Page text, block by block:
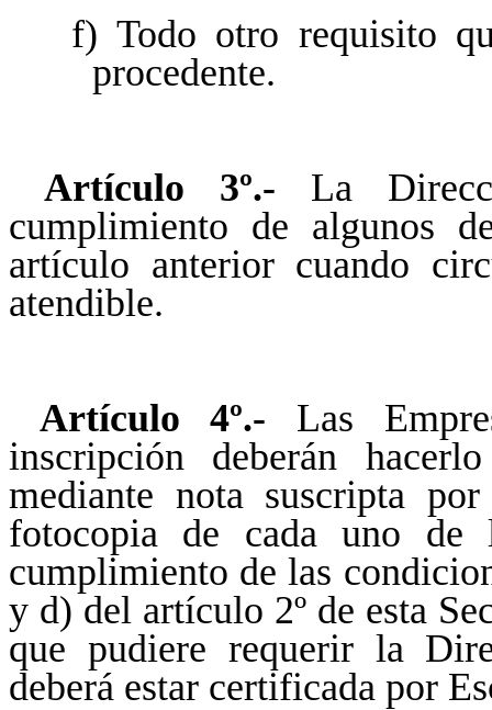
f) Todo otro requisito
procedente.
Artículo 3º.- La
cumplimiento de algunos
artículo anterior cuando
atendible.
Artículo 4º.- Las
inscripción deberán
mediante nota suscripta
fotocopia de cada uno de
cumplimiento de las
y d) del artículo 2º de esta
que pudiere requerir la
deberá estar certificada por